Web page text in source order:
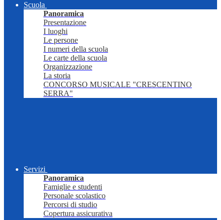
Scuola
Panoramica
Presentazione
I luoghi
Le persone
I numeri della scuola
Le carte della scuola
Organizzazione
La storia
CONCORSO MUSICALE "CRESCENTINO
SERRA"
Servizi
Panoramica
Famiglie e studenti
Personale scolastico
Percorsi di studio
Copertura assicurativa